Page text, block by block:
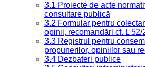
3.1 Proiecte de acte
consultare publică
3.2 Formular pentru
opinii, recomandări cf. L 52/
3.3 Registrul pentru
propunerilor, opiniilor sau
3.4 Dezbateri publice